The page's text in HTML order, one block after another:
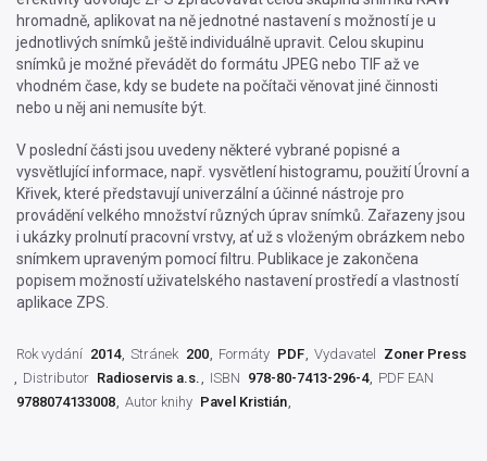
hromadně, aplikovat na ně jednotné nastavení s možností je u
jednotlivých snímků ještě individuálně upravit. Celou skupinu
snímků je možné převádět do formátu JPEG nebo TIF až ve
vhodném čase, kdy se budete na počítači věnovat jiné činnosti
nebo u něj ani nemusíte být.
V poslední části jsou uvedeny některé vybrané popisné a
vysvětlující informace, např. vysvětlení histogramu, použití Úrovní a
Křivek, které představují univerzální a účinné nástroje pro
provádění velkého množství různých úprav snímků. Zařazeny jsou
i ukázky prolnutí pracovní vrstvy, ať už s vloženým obrázkem nebo
snímkem upraveným pomocí filtru. Publikace je zakončena
popisem možností uživatelského nastavení prostředí a vlastností
aplikace ZPS.
Rok vydání 2014 Stránek 200 Formáty PDF Vydavatel
Zoner Press
Distributor Radioservis a.s. ISBN 978-80-7413-296-4
PDF EAN
9788074133008 Autor knihy Pavel Kristián